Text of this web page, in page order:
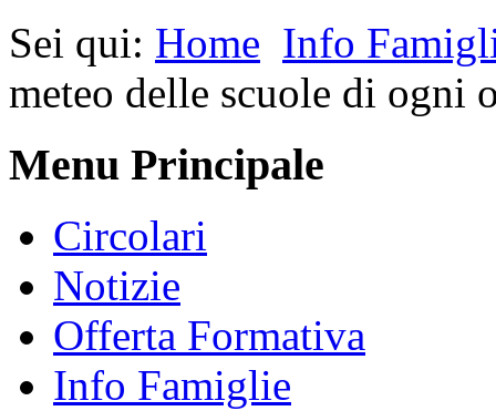
Sei qui: Home Info
meteo delle scuole di ogni
Menu Principale
Circolari
Notizie
Offerta Formativa
Info Famiglie